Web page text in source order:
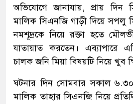
অভিযোগে জানাযায়, প্রায়
মালিক সিএনজি গাড়ী দিয়ে
নমশূদ্রকে নিয়ে রক্তা হতে
যাতায়াত করতেন। এব্যাপারে
চালক জনি মিয়া বিষয়টি নিয়ে খুব
ঘটনার দিন সোমবার সকাল
মালিক তাহার সিএনজি নিয়ে